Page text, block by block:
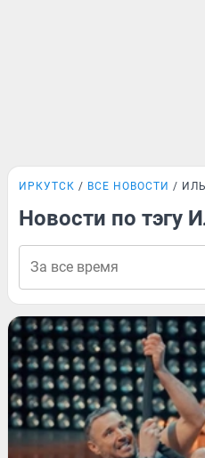
ИРКУТСК ВСЕ НОВОСТИ
Новости по тэгу